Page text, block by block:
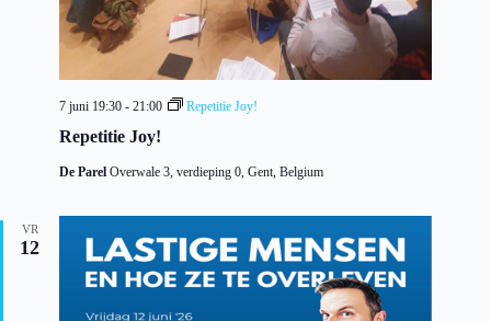
Repetitie Joy!
7 juni 19:30 - 21:00 Repetitie Joy!
De Parel Overwale 3, verdieping 0, Gent, Belgium
VR
12